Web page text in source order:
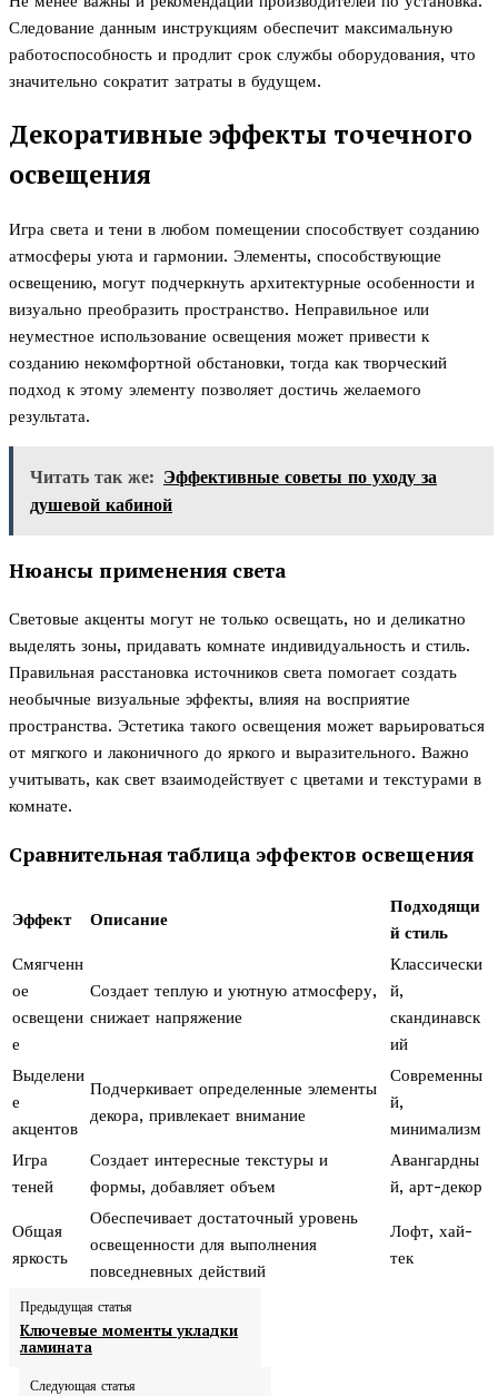
Следование данным инструкциям обеспечит максимальную
работоспособность и продлит срок службы оборудования, что
значительно сократит затраты в будущем.
Декоративные эффекты точечного
освещения
Игра света и тени в любом помещении способствует созданию
атмосферы уюта и гармонии. Элементы, способствующие
освещению, могут подчеркнуть архитектурные особенности и
визуально преобразить пространство. Неправильное или
неуместное использование освещения может привести к
созданию некомфортной обстановки, тогда как творческий
подход к этому элементу позволяет достичь желаемого
результата.
Читать так же: Эффективные советы по уходу за
душевой кабиной
Нюансы применения света
Световые акценты могут не только освещать, но и деликатно
выделять зоны, придавать комнате индивидуальность и стиль.
Правильная расстановка источников света помогает создать
необычные визуальные эффекты, влияя на восприятие
пространства. Эстетика такого освещения может варьироваться
от мягкого и лаконичного до яркого и выразительного. Важно
учитывать, как свет взаимодействует с цветами и текстурами в
комнате.
Сравнительная таблица эффектов освещения
Эффект Описание
Подходящи
й стиль
Смягченн
ое
освещени
е
Создает теплую и уютную атмосферу,
снижает напряжение
Классически
й,
скандинавск
ий
Выделени
е
акцентов
Подчеркивает определенные элементы
декора, привлекает внимание
Современны
й,
минимализм
Игра
теней
Создает интересные текстуры и
формы, добавляет объем
Авангардны
й, арт-декор
Общая
яркость
Обеспечивает достаточный уровень
освещенности для выполнения
повседневных действий
Лофт, хай-
тек
Предыдущая статья
Ключевые моменты укладки
ламината
Следующая статья